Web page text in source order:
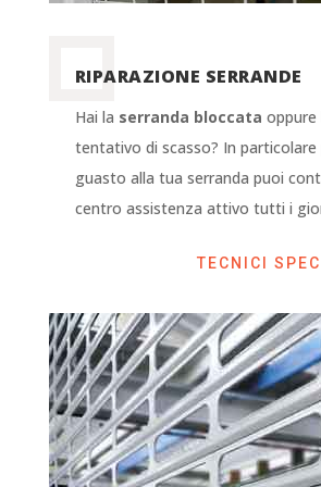
RIPARAZIONE SERRANDE
Hai la serranda bloccata oppure
tentativo di scasso? In particolare
guasto alla tua serranda puoi
centro assistenza attivo tutti i
TECNICI